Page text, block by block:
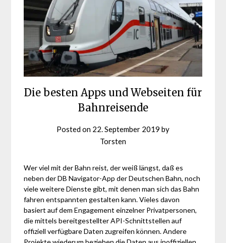
Die besten Apps und Webseiten für
Bahnreisende
Posted on 22. September 2019 by
Torsten
Wer viel mit der Bahn reist, der weiß längst, daß es
neben der DB Navigator-App der Deutschen Bahn, noch
viele weitere Dienste gibt, mit denen man sich das Bahn
fahren entspannten gestalten kann. Vieles davon
basiert auf dem Engagement einzelner Privatpersonen,
die mittels bereitgestellter API-Schnittstellen auf
offiziell verfügbare Daten zugreifen können. Andere